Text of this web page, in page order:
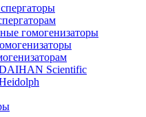
гомогенизаторы
Scientific